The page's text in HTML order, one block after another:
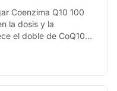
Coenzima Q10 100
la dosis y la
el doble de CoQ10
la versión de 100